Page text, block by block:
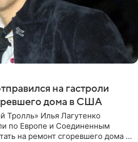
на гастроли
дома в США
Тролль» Илья Лагутенко
по Европе и Соединенным
на ремонт сгоревшего дома в